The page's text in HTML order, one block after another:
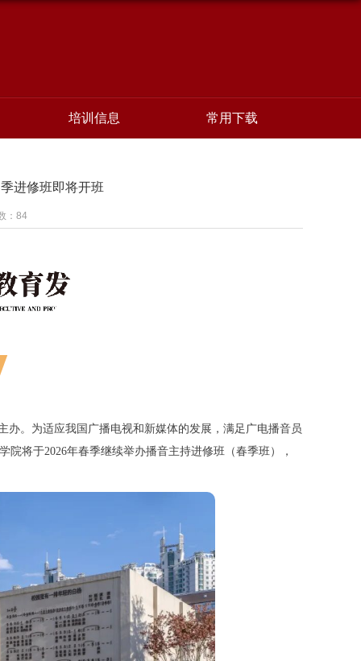
培训信息 常用下载
进修班即将开班
： 84
。为适应我国广播电视和新媒体的发展，满足广电播音员
院将于2026年春季继续举办播音主持进修班（春季班），